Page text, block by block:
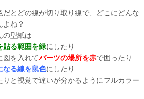
とどの線が切り取り線で、どこにどんな
よね？
の型紙は
貼る範囲を緑にしたり
図を入れてパーツの場所を赤で囲ったり
なる線を鼠色にしたり
りと視覚で違いが分かるようにフルカラー